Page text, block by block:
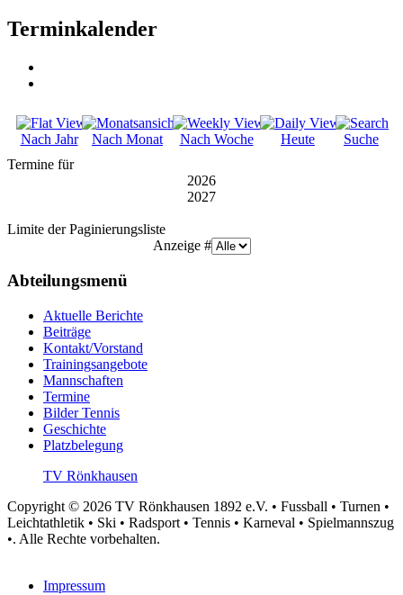
Terminkalender
Nach Jahr Nach Monat Nach Woche Heute
Suche
Termine für
2026
2027
Limite der Paginierungsliste
Anzeige #
Abteilungsmenü
Aktuelle Berichte
Beiträge
Kontakt/Vorstand
Trainingsangebote
Mannschaften
Termine
Bilder Tennis
Geschichte
Platzbelegung
TV Rönkhausen
Copyright © 2026 TV Rönkhausen 1892 e.V. • Fussball • Turnen •
Leichtathletik • Ski • Radsport • Tennis • Karneval • Spielmannszug
•. Alle Rechte vorbehalten.
Impressum